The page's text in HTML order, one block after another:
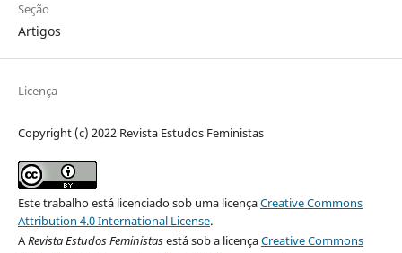
Seção
Artigos
Licença
Copyright (c) 2022 Revista Estudos Feministas
Este trabalho está licenciado sob uma licençaCreative Commons
Attribution 4.0 International License.
ARevista Estudos Feministasestá sob a licençaCreative Commons